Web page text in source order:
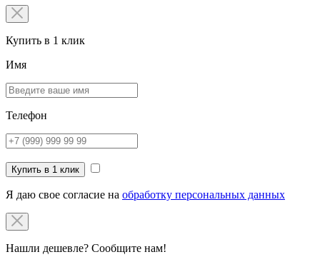
Купить в 1 клик
Имя
Телефон
Купить в 1 клик
Я даю свое согласие на обработку персональных данных
Нашли дешевле? Сообщите нам!